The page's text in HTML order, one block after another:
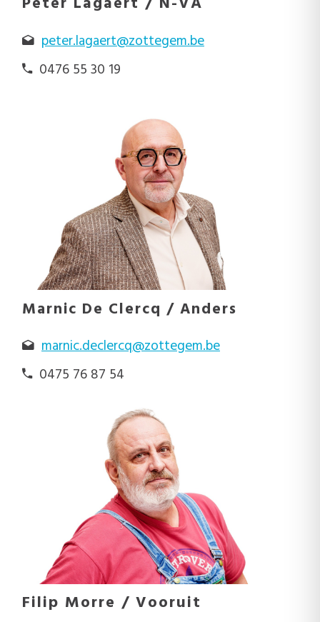
peter.lagaert@zottegem.be
0476 55 30 19
Marnic De Clercq / Anders
marnic.declercq@zottegem.be
0475 76 87 54
Filip Morre / Vooruit